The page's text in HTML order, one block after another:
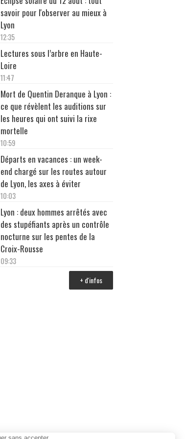
savoir pour l'observer au mieux à
Lyon
12:35
Lectures sous l’arbre en Haute-
Loire
11:47
Mort de Quentin Deranque à Lyon :
ce que révèlent les auditions sur
les heures qui ont suivi la rixe
mortelle
10:59
Départs en vacances : un week-
end chargé sur les routes autour
de Lyon, les axes à éviter
10:03
Lyon : deux hommes arrêtés avec
des stupéfiants après un contrôle
nocturne sur les pentes de la
Croix-Rousse
09:33
+ d'infos